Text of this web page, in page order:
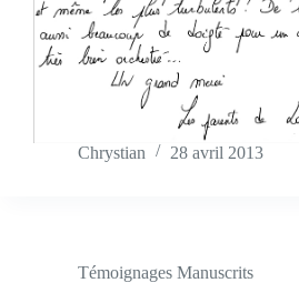
Chrystian 28 avril 2013
Témoignages Manuscrits